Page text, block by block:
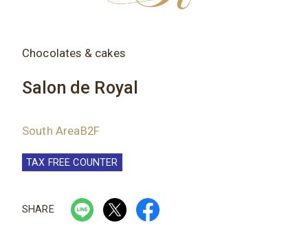
Chocolates & cakes
Salon de Royal
South AreaB2F
TAX FREE COUNTER
SHARE